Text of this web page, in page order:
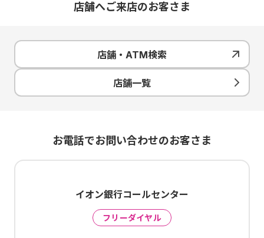
店舗へご来店のお客さま
店舗・ATM検索
店舗一覧
お電話でお問い合わせのお客さま
イオン銀行コールセンター
フリーダイヤル